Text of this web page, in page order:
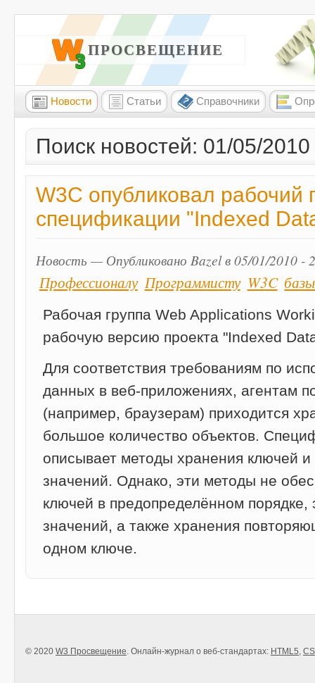
W3 ПРОСВЕЩЕНИЕ
Новости Статьи Справочники
Поиск новостей: 01/05/2010
W3C опубликовал рабочий
спецификации "Indexed
Новость — Опубликовано Bazel в 05/01/2010 -
Профессионалу Программисту W3C
Рабочая группа Web Applications
рабочую версию проекта "Indexed
Для соответствия требованиям по
данных в веб-приложениях, агентам
(например, браузерам) приходится
большое количество объектов.
описывает методы хранения ключей
значений. Однако, эти методы не
ключей в предопределённом порядке,
значений, а также хранения
одном ключе.
© 2020 W3 Просвещение. Онлайн-журнал о веб-стандартах: HTML5,